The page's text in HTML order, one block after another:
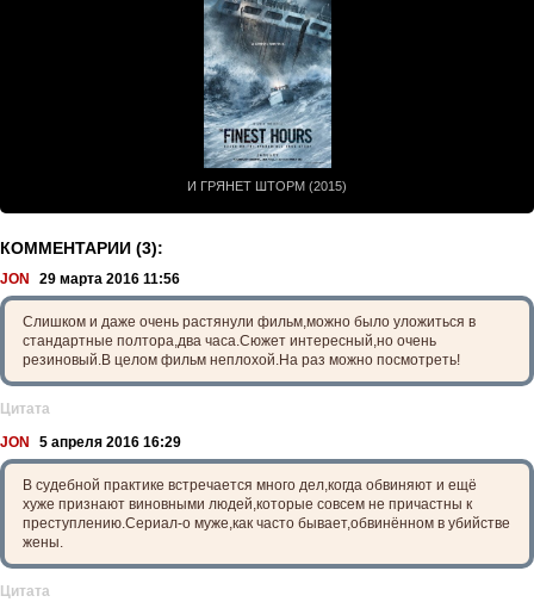
И ГРЯНЕТ ШТОРМ (2015)
КОММЕНТАРИИ (3):
JON 29 марта 2016 11:56
Слишком и даже очень растянули фильм,можно было уложиться в
стандартные полтора,два часа.Сюжет интересный,но очень
резиновый.В целом фильм неплохой.На раз можно посмотреть!
Цитата
JON
5 апреля 2016 16:29
В судебной практике встречается много дел,когда обвиняют и ещё
хуже признают виновными людей,которые совсем не причастны к
преступлению.Сериал-о муже,как часто бывает,обвинённом в убийстве
жены.
Цитата